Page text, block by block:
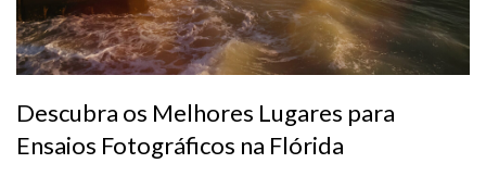
Descubra os Melhores Lugares para
Ensaios Fotográficos na Flórida